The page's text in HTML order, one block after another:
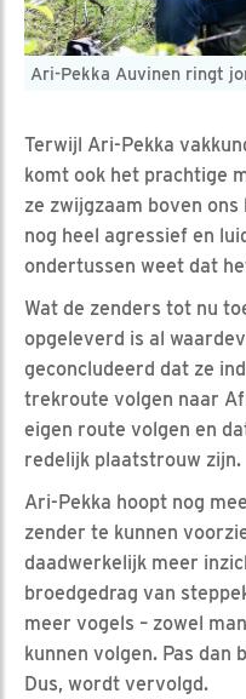
Ari-Pekka Auvinen ringt
Terwijl Ari-Pekka
komt ook het prachtige
ze zwijgzaam boven
nog heel agressief en
ondertussen weet dat
Wat de zenders tot nu
opgeleverd is al
geconcludeerd dat ze
trekroute volgen naar
eigen route volgen en
redelijk plaatstrouw zijn.
Ari-Pekka hoopt nog
zender te kunnen
daadwerkelijk meer
broedgedrag van
meer vogels – zowel
kunnen volgen. Pas dan
Dus, wordt vervolgd.